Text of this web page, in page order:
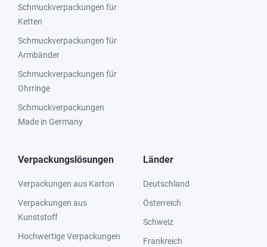
Schmuckverpackungen für
Ketten
Schmuckverpackungen für
Armbänder
Schmuckverpackungen für
Ohrringe
Schmuckverpackungen
Made in Germany
Verpackungslösungen
Verpackungen aus Karton
Verpackungen aus
Kunststoff
Hochwertige Verpackungen
Länder
Deutschland
Österreich
Schweiz
Frankreich